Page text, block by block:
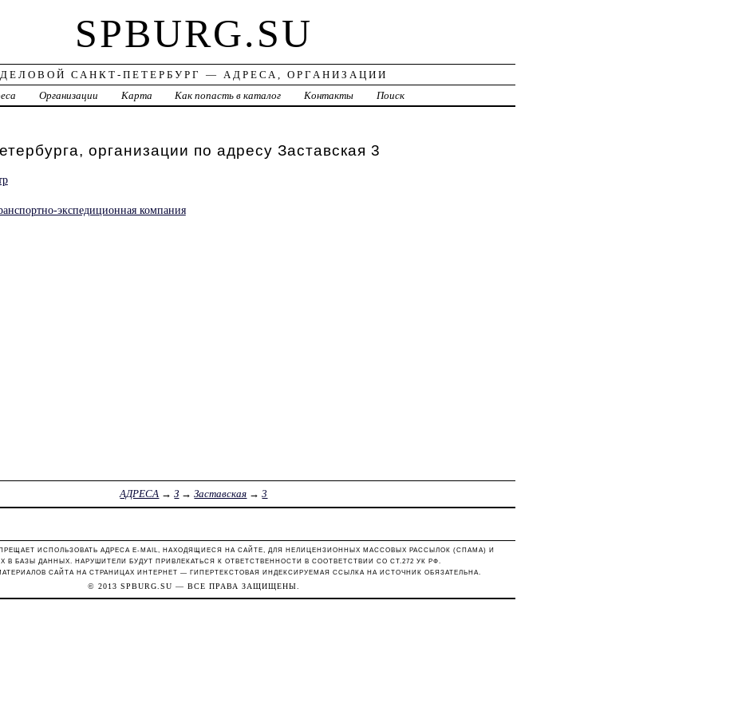
SPBURG.SU
ДЕЛОВОЙ САНКТ-ПЕТЕРБУРГ — АДРЕСА, ОРГАНИЗАЦИИ
Организации Карта Как попасть в каталог Контакты Поиск
организации по адресу Заставская 3
экспедиционная компания
АДРЕСА →З →Заставская →3
ИСПОЛЬЗОВАТЬ АДРЕСА E-MAIL, НАХОДЯЩИЕСЯ НА САЙТЕ, ДЛЯ НЕЛИЦЕНЗИОННЫХ МАССОВЫХ РАССЫЛОК (СПАМА) И
В БАЗЫ ДАННЫХ. НАРУШИТЕЛИ БУДУТ ПРИВЛЕКАТЬСЯ К ОТВЕТСТВЕННОСТИ В СООТВЕТСТВИИ СО СТ.272 УК РФ.
САЙТА НА СТРАНИЦАХ ИНТЕРНЕТ — ГИПЕРТЕКСТОВАЯ ИНДЕКСИРУЕМАЯ ССЫЛКА НА ИСТОЧНИК ОБЯЗАТЕЛЬНА.
© 2013 SPBURG.SU — ВСЕ ПРАВА ЗАЩИЩЕНЫ.